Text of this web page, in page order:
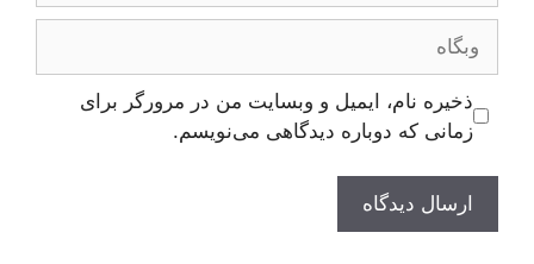
وبگاه
ذخیره نام، ایمیل و وبسایت من در مرورگر برای
زمانی که دوباره دیدگاهی می‌نویسم.